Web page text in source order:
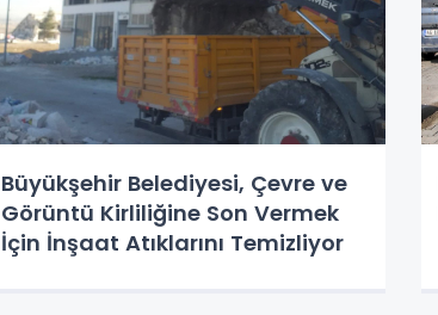
Büyükşehir Belediyesi, Çevre ve
Görüntü Kirliliğine Son Vermek
İçin İnşaat Atıklarını Temizliyor